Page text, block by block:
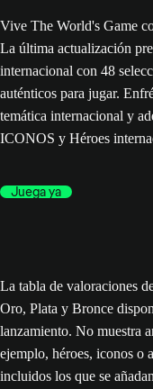
Vive The World's Game
La última actualización
internacional con 48
auténticos para jugar.
temática internacional y
ICONOS y Héroes
Juega ya
La tabla de valoraciones
Oro, Plata y Bronce
lanzamiento. No muestra
ejemplo, héroes, iconos o
incluidos los que se